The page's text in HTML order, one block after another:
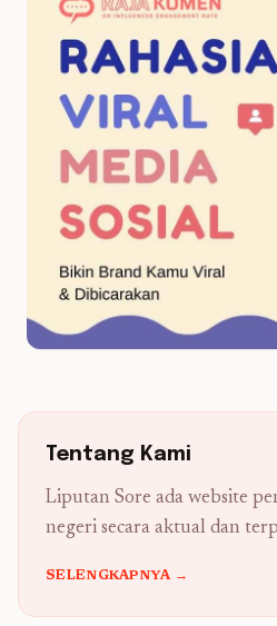
Tentang Kami
Liputan Sore ada website
negeri secara aktual dan
SELENGKAPNYA →